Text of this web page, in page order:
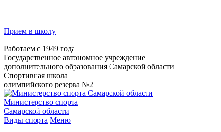
Прием в школу
Работаем с 1949 года
Государственное автономное учреждение
дополнительного образования Самарской области
Спортивная школа
олимпийского резерва №2
Министерство спорта
Самарской области
Виды спорта Меню